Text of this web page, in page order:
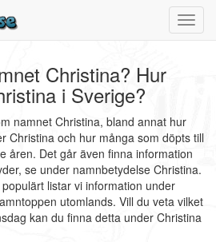
Christina? Hur
i Sverige?
namnet Christina, bland annat hur
Christina och hur många som döpts till
åren. Det går även finna information
se under namnbetydelse Christina.
listar vi information under
utomlands. Vill du veta vilket
kan du finna detta under Christina